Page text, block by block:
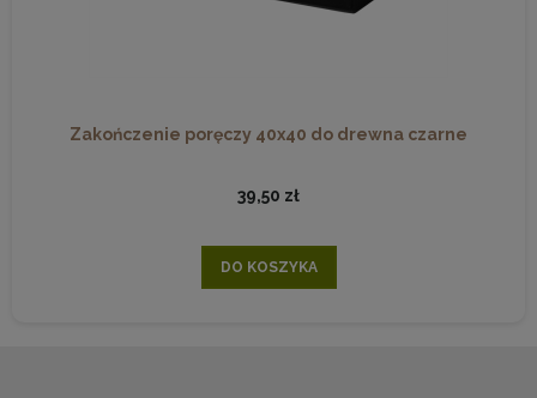
Zakończenie poręczy 40x40 do drewna czarne
39,50 zł
DO KOSZYKA